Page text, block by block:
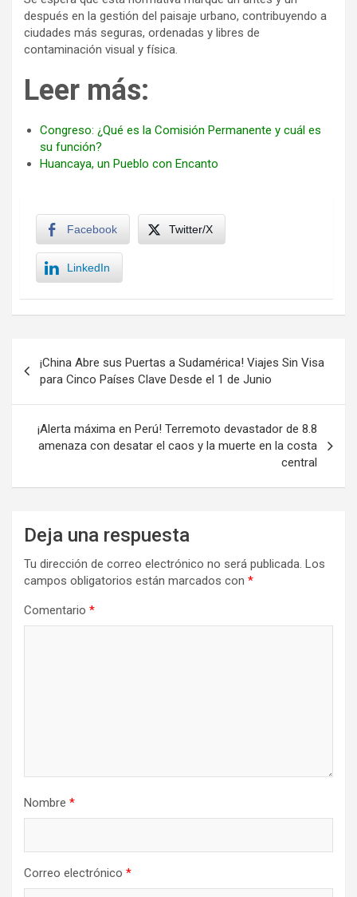
después en la gestión del paisaje urbano, contribuyendo a
ciudades más seguras, ordenadas y libres de
contaminación visual y física.
Leer más:
Congreso: ¿Qué es la Comisión Permanente y cuál es
su función?
Huancaya, un Pueblo con Encanto
Facebook Twitter/X
LinkedIn
de
entradas
¡China Abre sus Puertas a Sudamérica! Viajes Sin Visa
para Cinco Países Clave Desde el 1 de Junio
¡Alerta máxima en Perú! Terremoto devastador de 8.8
amenaza con desatar el caos y la muerte en la costa
central
Deja una respuesta
Tu dirección de correo electrónico no será publicada. Los
campos obligatorios están marcados con *
Comentario *
Nombre *
Correo electrónico *